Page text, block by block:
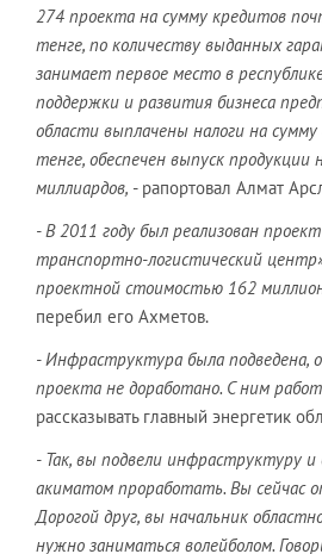
274 проекта на сумму кредитов
тенге, по количеству выданных
занимает первое место в
поддержки и развития бизнеса
области выплачены налоги на
тенге, обеспечен выпуск продукции
миллиардов, - рапортовал Алмат
- В 2011 году был реализован
транспортно-логистический
проектной стоимостью 162
перебил его Ахметов.
- Инфраструктура была подведена,
проекта не доработано. С ним
рассказывать главный энергетик
- Так, вы подвели инфраструктуру
акиматом проработать. Вы сейчас
Дорогой друг, вы начальник
нужно заниматься волейболом.